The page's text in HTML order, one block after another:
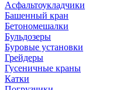
Асфальтоукладчики
Башенный кран
Бетономешалки
Бульдозеры
Буровые установки
Грейдеры
Гусеничные краны
Катки